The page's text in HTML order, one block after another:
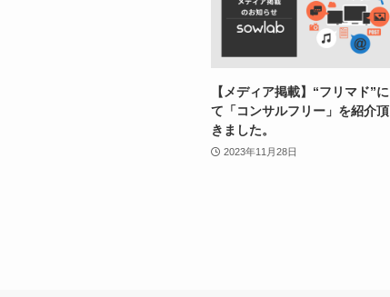
【メディア掲載】“フリマド”に
て「コンサルフリー」を紹介頂
きました。
2023年11月28日